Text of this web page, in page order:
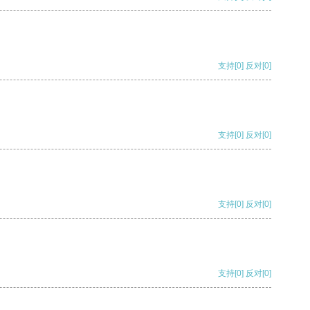
支持[0] 反对[0]
支持[0] 反对[0]
支持[0] 反对[0]
支持[0] 反对[0]